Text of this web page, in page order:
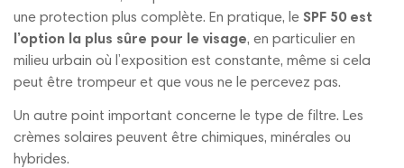
une protection plus complète. En pratique, le SPF 50 est
l’option la plus sûre pour le visage, en particulier en
milieu urbain où l’exposition est constante, même si cela
peut être trompeur et que vous ne le percevez pas.
Un autre point important concerne le type de filtre. Les
crèmes solaires peuvent être chimiques, minérales ou
hybrides.